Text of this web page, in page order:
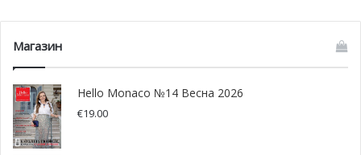
Магазин
Hello Monaco №14 Весна 2026
€19.00